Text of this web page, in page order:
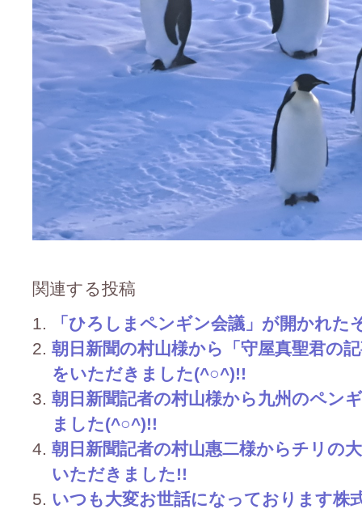
関連する投稿
「ひろしまペンギン会議」が開かれた
朝日新聞の村山様から「守屋真聖君の
をいただきました(^○^)!!
朝日新聞記者の村山様から九州のペン
ました(^○^)!!
朝日新聞記者の村山惠二様からチリの
いただきました!!
いつも大変お世話になっております株